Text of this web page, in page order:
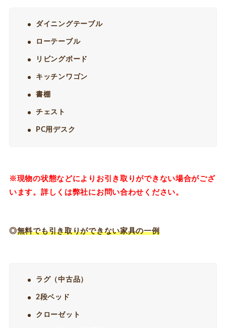
ダイニングテーブル
ローテーブル
リビングボード
キッチンワゴン
書棚
チェスト
PC用デスク
※現物の状態などによりお引き取りができない場合がござ
います。詳しくは弊社にお問い合わせください。
◎無料でも引き取りができない家具の一例
ラグ（中古品）
2段ベッド
クローゼット